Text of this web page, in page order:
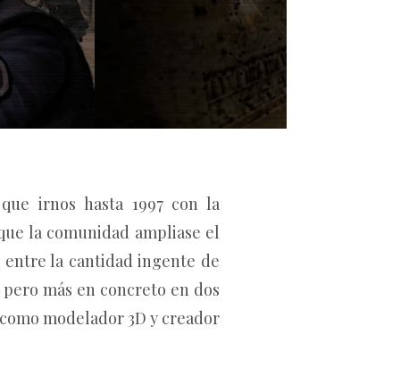
irnos hasta 1997 con la
la comunidad ampliase el
entre la cantidad ingente de
más en concreto en dos
modelador 3D y creador